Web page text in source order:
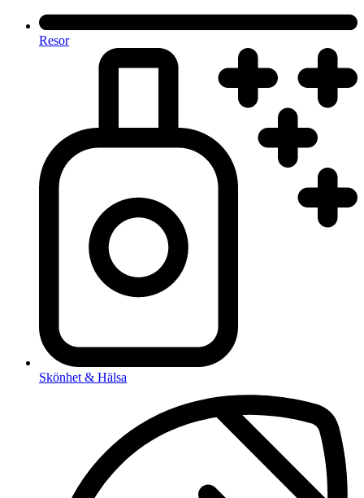
Resor
Skönhet & Hälsa